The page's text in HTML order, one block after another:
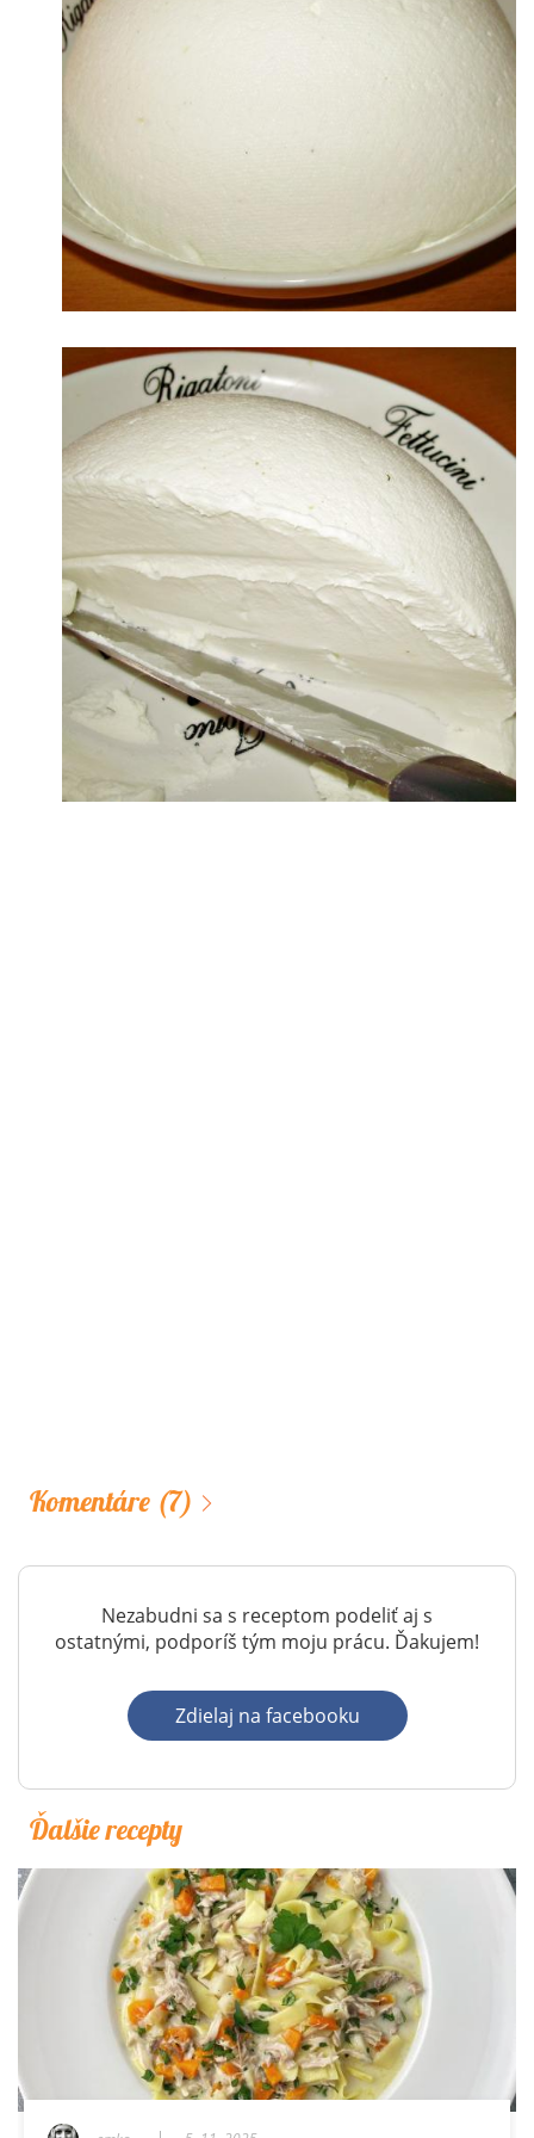
Komentáre (7)
Nezabudni sa s receptom podeliť aj s
ostatnými, podporíš tým moju prácu. Ďakujem!
Zdielaj na facebooku
Ďalšie recepty